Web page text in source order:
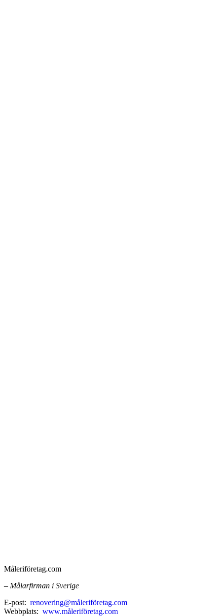
Måleriföretag.com
– Målarfirman i Sverige
E-post: renovering@måleriföretag.com
Webbplats: www.måleriföretag.com